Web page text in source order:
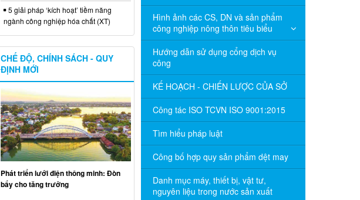
Hình ảnh các CS, DN và sản phẩm
công nghiệp nông thôn tiêu biểu
Hướng dẫn sử dụng cổng dịch vụ
công
KẾ HOẠCH - CHIẾN LƯỢC CỦA SỞ
Công tác ISO TCVN ISO 9001:2015
Tìm hiểu pháp luật
Công bố hợp quy sản phẩm dệt may
Danh mục máy, thiết bị, vật tư,
nguyên liệu trong nước sản xuất
5 giải pháp ‘kích hoạt’ tiềm năng
ngành công nghiệp hóa chất (XT)
CHẾ ĐỘ, CHÍNH SÁCH - QUY
ĐỊNH MỚI
Phát triển lưới điện thông minh: Đòn
bẩy cho tăng trưởng